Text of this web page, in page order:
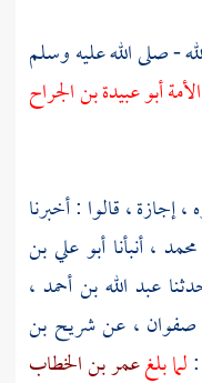
- صلى الله عليه وسلم
أبو عبيدة بن الجراح
، إجازة ، قالوا : أخبرنا
محمد ،أنبأناأبو علي بن
عبد الله بن أحمد ،
صفوان ، عنشريح بن
:لما بلغعمر بن الخطاب